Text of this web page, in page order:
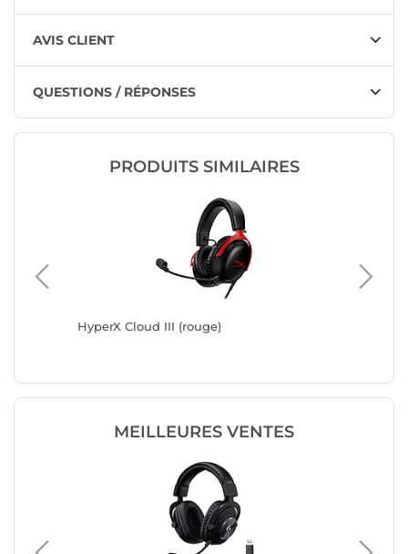
AVIS CLIENT
QUESTIONS / RÉPONSES
PRODUITS SIMILAIRES
HyperX Cloud III (rouge)
MEILLEURES VENTES